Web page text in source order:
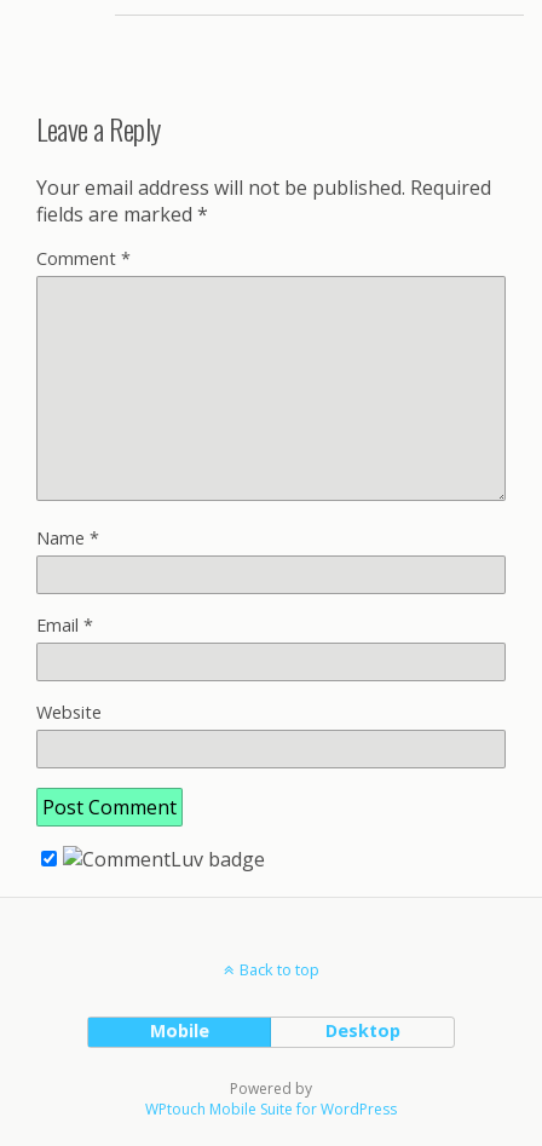
Leave a Reply
Your email address will not be published. Required
fields are marked *
Comment *
Name *
Email *
Website
Back to top
Mobile Desktop
Powered by
WPtouch Mobile Suite for WordPress